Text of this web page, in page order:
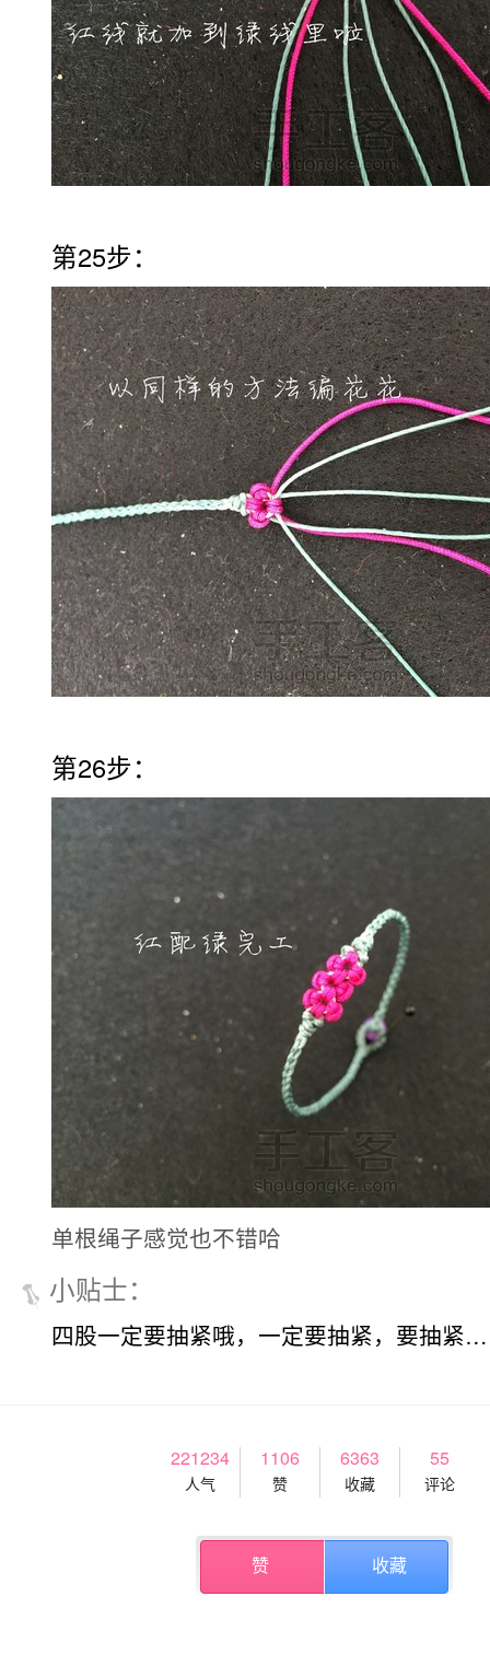
第25步：
第26步：
单根绳子感觉也不错哈
小贴士：
四股一定要抽紧哦，一定要抽紧，要抽
221234
人气
1106
赞
6363
收藏
55
评论
赞 收藏